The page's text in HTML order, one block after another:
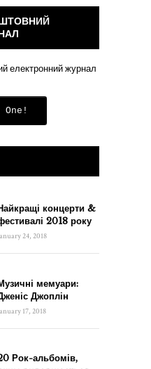
One!
концерти &
2018 року
24, 2018
мемуари:
Джоплін
17, 2018
Рок-альбомів,